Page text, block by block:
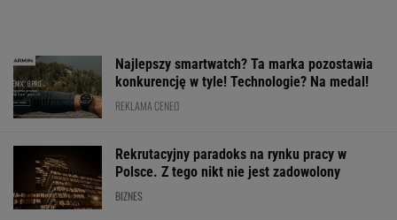
Najlepszy smartwatch? Ta marka pozostawia
konkurencję w tyle! Technologie? Na medal!
REKLAMA CENEO
Rekrutacyjny paradoks na rynku pracy w
Polsce. Z tego nikt nie jest zadowolony
BIZNES